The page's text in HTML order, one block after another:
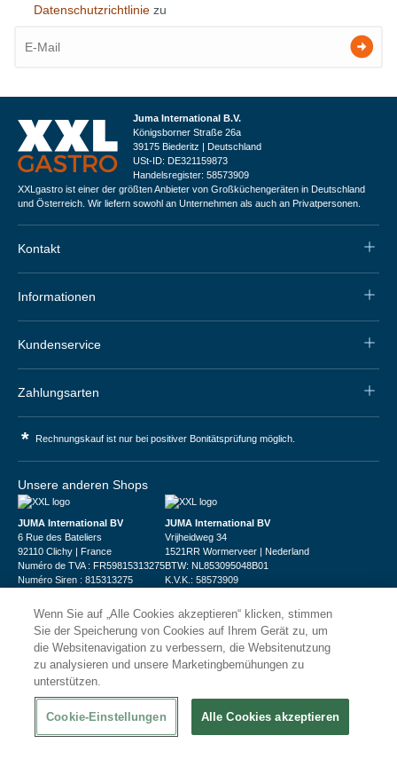
Datenschutzrichtlinie zu
Juma International B.V.
Königsborner Straße 26a
39175 Biederitz | Deutschland
USt-ID: DE321159873
Handelsregister: 58573909
XXLgastro ist einer der größten Anbieter von Großküchengeräten in Deutschland
und Österreich. Wir liefern sowohl an Unternehmen als auch an Privatpersonen.
Kontakt
Informationen
Kundenservice
Zahlungsarten
* Rechnungskauf ist nur bei positiver Bonitätsprüfung möglich.
Unsere anderen Shops
JUMA International BV
6 Rue des Bateliers
92110 Clichy | France
Numéro de TVA : FR59815313275
Numéro Siren : 815313275
JUMA International BV
Vrijheidweg 34
1521RR Wormerveer | Nederland
BTW: NL853095048B01
K.V.K.: 58573909
© 2026XXLgastro
Datenschutz Impressum
Wenn Sie auf „Alle Cookies akzeptieren“ klicken, stimmen
Sie der Speicherung von Cookies auf Ihrem Gerät zu, um
die Websitenavigation zu verbessern, die Websitenutzung
zu analysieren und unsere Marketingbemühungen zu
unterstützen.
Cookie-Einstellungen Alle Cookies akzeptieren